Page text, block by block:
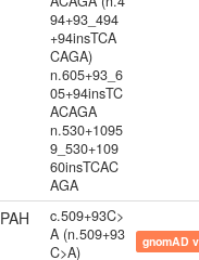
94+93_494
+94insTCA
CAGA)
n.605+93_6
05+94insTC
ACAGA
n.530+1095
9_530+109
60insTCAC
AGA
PAH
c.509+93C>
A (n.509+93
C>A)
gnomAD